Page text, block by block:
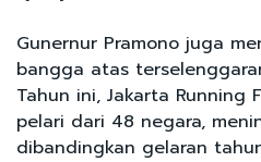
Gunernur Pramono juga
bangga atas
Tahun ini, Jakarta Running
pelari dari 48 negara,
dibandingkan gelaran